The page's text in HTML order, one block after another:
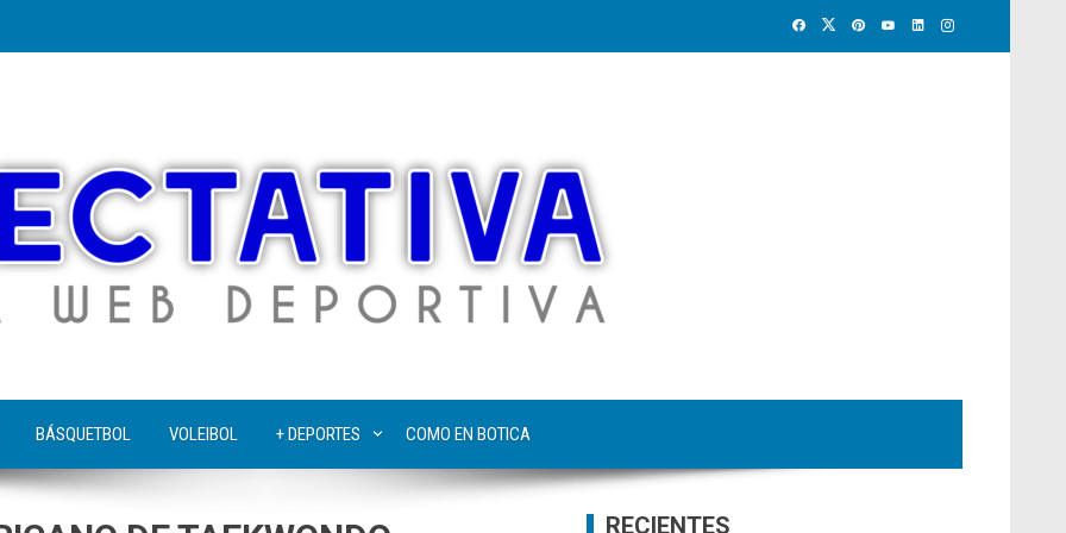
BÁSQUETBOL VOLEIBOL + DEPORTES COMO EN BOTICA
RECIENTES